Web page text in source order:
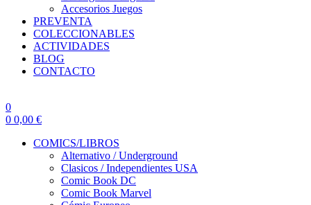
Accesorios Juegos
PREVENTA
COLECCIONABLES
ACTIVIDADES
BLOG
CONTACTO
0
0 0,00 €
COMICS/LIBROS
Alternativo / Underground
Clasicos / Independientes USA
Comic Book DC
Comic Book Marvel